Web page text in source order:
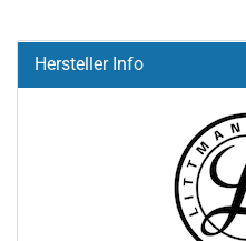
Hersteller Info